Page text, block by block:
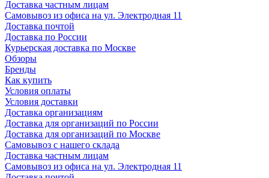
Доставка частным лицам
Самовывоз из офиса на ул. Электродная 11
Доставка почтой
Доставка по России
Курьерская доставка по Москве
Обзоры
Бренды
Как купить
Условия оплаты
Условия доставки
Доставка организациям
Доставка для организаций по России
Доставка для организаций по Москве
Самовывоз с нашего склада
Доставка частным лицам
Самовывоз из офиса на ул. Электродная 11